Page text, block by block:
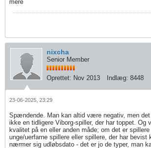
mere
nixcha
Senior Member
Oprettet: Nov 2013 Indlæg: 8448
23-06-2025, 23:29
Spændende. Man kan altid være negativ, men
ikke en tidligere Viborg-spiller, der har toppet. Og
kvalitet på en eller anden måde; om det er
unge/uerfarne spillere eller spillere, der har bevist
nærmer sig udløbsdato - det er jo de typer, man